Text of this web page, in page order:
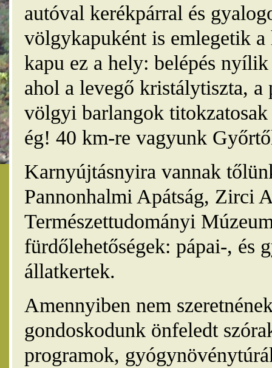
autóval kerékpárral és
völgykapuként is emlegetik
kapu ez a hely: belépés
ahol a levegő kristálytiszta, a
völgyi barlangok
ég! 40 km-re vagyunk
Karnyújtásnyira vannak
Pannonhalmi Apátság, Zirci
Természettudományi
fürdőlehetőségek: pápai-, és
állatkertek.
Amennyiben nem
gondoskodunk önfeledt
programok,